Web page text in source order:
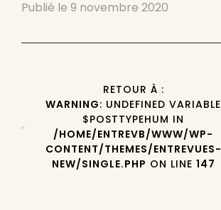
Publié le 9 novembre 2020
RETOUR À :
WARNING: UNDEFINED VARIABLE
$POSTTYPEHUM IN
/HOME/ENTREVB/WWW/WP-
CONTENT/THEMES/ENTREVUES-
NEW/SINGLE.PHP ON LINE 147